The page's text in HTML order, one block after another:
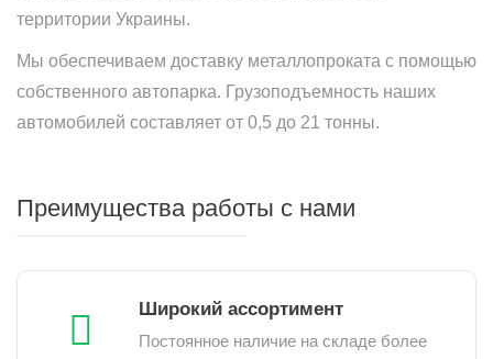
территории Украины.
Мы обеспечиваем доставку металлопроката с помощью
собственного автопарка. Грузоподъемность наших
автомобилей составляет от 0,5 до 21 тонны.
Преимущества работы с нами
Широкий ассортимент
Постоянное наличие на складе более